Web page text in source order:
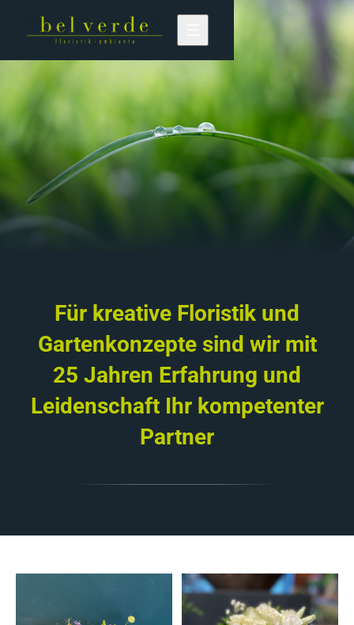
Für kreative Floristik und
Gartenkonzepte sind wir mit
25 Jahren Erfahrung und
Leidenschaft Ihr kompetenter
Partner